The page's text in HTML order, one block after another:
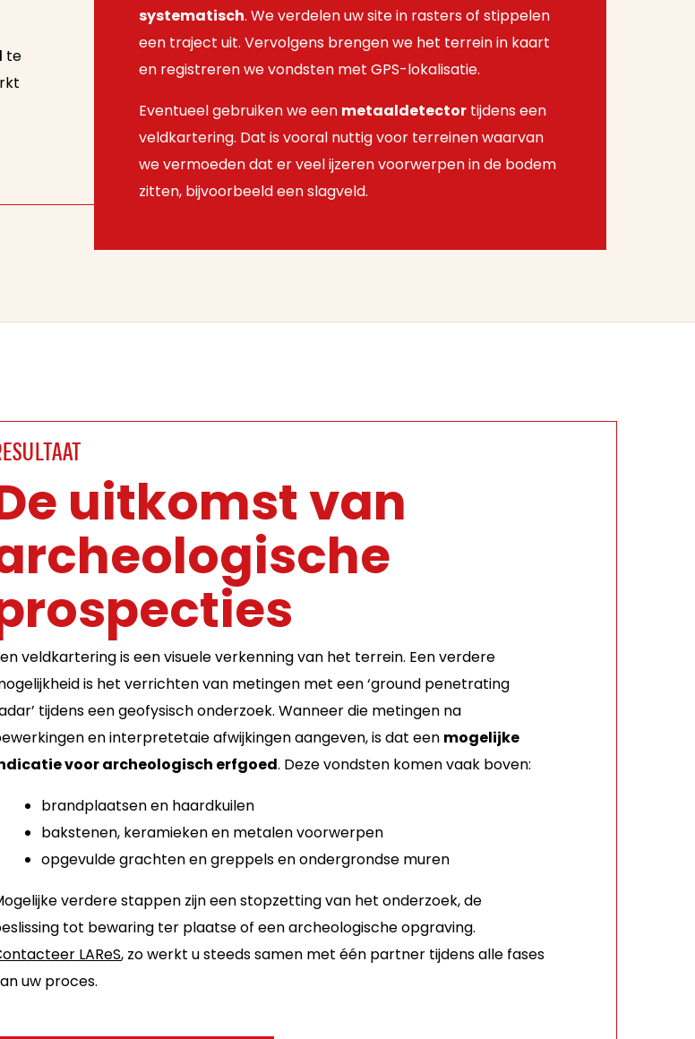
te
systematisch. We verdelen uw site in rasters of stippelen
een traject uit. Vervolgens brengen we het terrein in kaart
en registreren we vondsten met GPS-lokalisatie.
Eventueel gebruiken we een metaaldetector tijdens een
veldkartering. Dat is vooral nuttig voor terreinen waarvan
we vermoeden dat er veel ijzeren voorwerpen in de bodem
zitten, bijvoorbeeld een slagveld.
uitkomst van
veldkartering is een visuele verkenning van het terrein. Een verdere
is het verrichten van metingen met een ‘ground penetrating
tijdens een geofysisch onderzoek. Wanneer die metingen na
en interpretetaie afwijkingen aangeven, is dat een mogelijke
voor archeologisch erfgoed. Deze vondsten komen vaak boven:
brandplaatsen en haardkuilen
bakstenen, keramieken en metalen voorwerpen
opgevulde grachten en greppels en ondergrondse muren
verdere stappen zijn een stopzetting van het onderzoek, de
tot bewaring ter plaatse of een archeologische opgraving.
LAReS, zo werkt u steeds samen met één partner tijdens alle fases
uw proces.